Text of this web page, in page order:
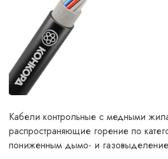
Кабели контрольные с медными
распространяющие горение по
пониженным дымо- и